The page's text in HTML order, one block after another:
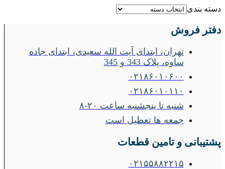
دسته بندی
دفتر فروش
تهران، ابتدای آیت الله سعیدی، ابتدای جاده
ساوه، پلاک 343 و 345
۰۲۱۸۶۰۱۰۶۰۰
۰۲۱۸۶۰۱۰۱۱۰
شنبه تا پنجشنبه ساعت ۲۰-۸
جمعه ها تعطیل است
پشتیبانی و تامین قطعات
۰۲۱۵۵۸۸۲۲۱۵